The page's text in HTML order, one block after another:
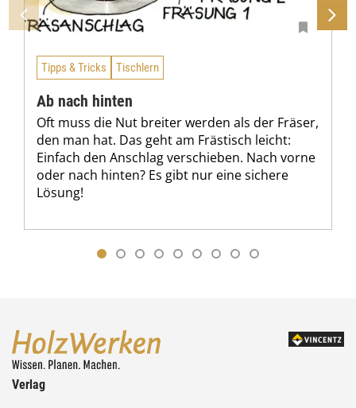
Tipps & Tricks Tischlern
Ab nach hinten
Oft muss die Nut breiter werden als der Fräser,
den man hat. Das geht am Frästisch leicht:
Einfach den Anschlag verschieben. Nach vorne
oder nach hinten? Es gibt nur eine sichere
Lösung!
Verlag